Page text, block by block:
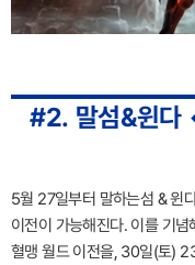
#2. 말섬&윈다
5월 27일부터 말하는섬 & 윈
이전이 가능해진다. 이를 기
혈맹 월드 이전을, 30일(토)